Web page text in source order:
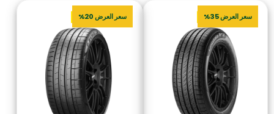
سعر العرض 35% سعر العرض 20%